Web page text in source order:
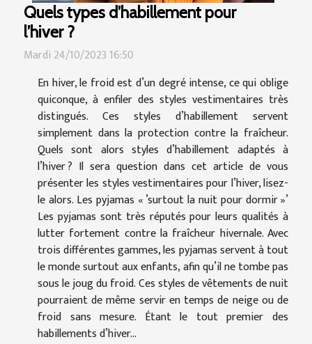
Quels types d’habillement pour
l’hiver ?
Mardi 24/10/2023 16:50
En hiver, le froid est d’un degré intense, ce qui oblige
quiconque, à enfiler des styles vestimentaires très
distingués. Ces styles d’habillement servent
simplement dans la protection contre la fraîcheur.
Quels sont alors styles d’habillement adaptés à
l’hiver ? Il sera question dans cet article de vous
présenter les styles vestimentaires pour l’hiver, lisez-
le alors. Les pyjamas « ’surtout la nuit pour dormir »’
Les pyjamas sont très réputés pour leurs qualités à
lutter fortement contre la fraîcheur hivernale. Avec
trois différentes gammes, les pyjamas servent à tout
le monde surtout aux enfants, afin qu’il ne tombe pas
sous le joug du froid. Ces styles de vêtements de nuit
pourraient de même servir en temps de neige ou de
froid sans mesure. Étant le tout premier des
habillements d’hiver...